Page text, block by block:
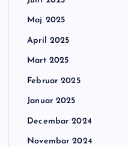
Maj 2025
April 2025
Mart 2025
Februar 2025
Januar 2025
Decembar 2024
Novembar 2024